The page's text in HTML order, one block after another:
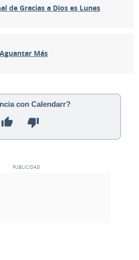
de Gracias a Dios es Lunes
Más
con Calendarr?